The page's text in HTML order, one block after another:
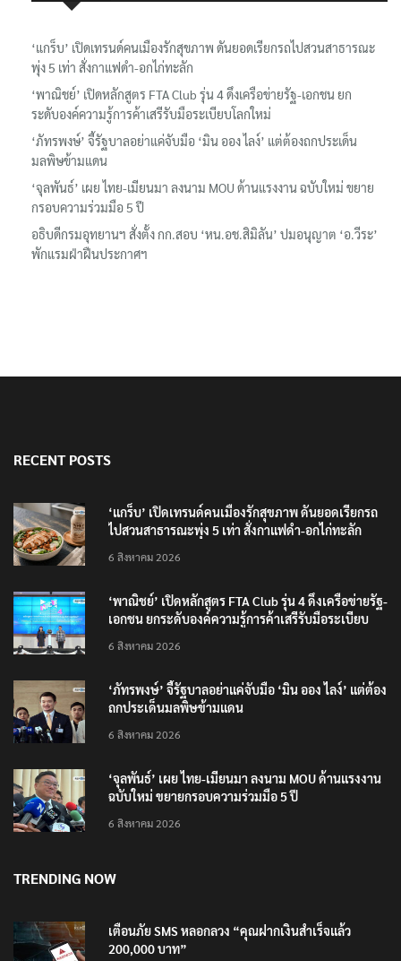
‘แกร็บ’ เปิดเทรนด์คนเมืองรักสุขภาพ ดันยอดเรียกรถไปสวนสาธารณะ
พุ่ง 5 เท่า สั่งกาแฟดำ-อกไก่ทะลัก
‘พาณิชย์’ เปิดหลักสูตร FTA Club รุ่น 4 ดึงเครือข่ายรัฐ-เอกชน ยก
ระดับองค์ความรู้การค้าเสรีรับมือระเบียบโลกใหม่
‘ภัทรพงษ์’ จี้รัฐบาลอย่าแค่จับมือ ‘มิน ออง ไลง์’ แต่ต้องถกประเด็น
มลพิษข้ามแดน
‘จุลพันธ์’ เผย ไทย-เมียนมา ลงนาม MOU ด้านแรงงาน ฉบับใหม่ ขยาย
กรอบความร่วมมือ 5 ปี
อธิบดีกรมอุทยานฯ​ สั่งตั้ง กก.สอบ ‘หน.อช.สิมิลัน’ ปมอนุญาต ‘อ.วีระ’
พักแรมฝ่าฝืนประกาศฯ
RECENT POSTS
‘แกร็บ’ เปิดเทรนด์คนเมืองรักสุขภาพ ดันยอดเรียกรถ
ไปสวนสาธารณะพุ่ง 5 เท่า สั่งกาแฟดำ-อกไก่ทะลัก
6 สิงหาคม 2026
‘พาณิชย์’ เปิดหลักสูตร FTA Club รุ่น 4 ดึงเครือข่ายรัฐ-
เอกชน ยกระดับองค์ความรู้การค้าเสรีรับมือระเบียบ
6 สิงหาคม 2026
‘ภัทรพงษ์’ จี้รัฐบาลอย่าแค่จับมือ ‘มิน ออง ไลง์’ แต่ต้อง
ถกประเด็นมลพิษข้ามแดน
6 สิงหาคม 2026
‘จุลพันธ์’ เผย ไทย-เมียนมา ลงนาม MOU ด้านแรงงาน
ฉบับใหม่ ขยายกรอบความร่วมมือ 5 ปี
6 สิงหาคม 2026
TRENDING NOW
เตือนภัย SMS หลอกลวง “คุณฝากเงินสำเร็จแล้ว
200,000 บาท”